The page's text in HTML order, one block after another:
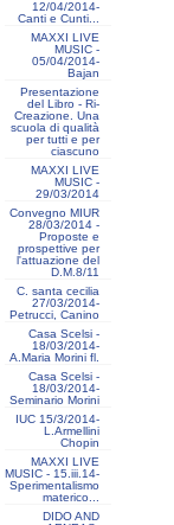
12/04/2014-
Canti e Cunti...
MAXXI LIVE
MUSIC -
05/04/2014-
Bajan
Presentazione
del Libro - Ri-
Creazione. Una
scuola di qualità
per tutti e per
ciascuno
MAXXI LIVE
MUSIC -
29/03/2014
Convegno MIUR
28/03/2014 -
Proposte e
prospettive per
l'attuazione del
D.M.8/11
C. santa cecilia
27/03/2014-
Petrucci, Canino
Casa Scelsi -
18/03/2014-
A.Maria Morini fl.
Casa Scelsi -
18/03/2014-
Seminario Morini
IUC 15/3/2014-
L.Armellini
Chopin
MAXXI LIVE
MUSIC - 15.iii.14-
Sperimentalismo
materico...
DIDO AND